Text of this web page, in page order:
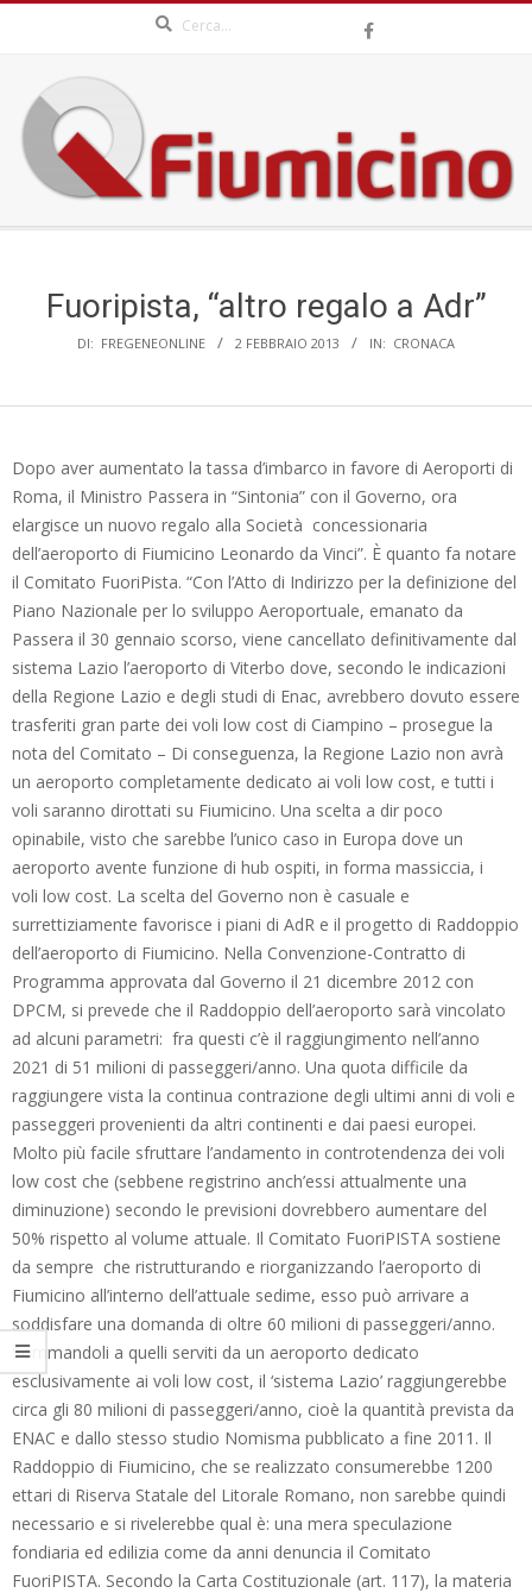
content
QFIUMICINO.COM
Fuoripista, “altro regalo a Adr”
DI: FREGENEONLINE 2 FEBBRAIO 2013 IN: CRONACA
Dopo aver aumentato la tassa d’imbarco in favore di Aeroporti di
Roma, il Ministro Passera in “Sintonia” con il Governo, ora
elargisce un nuovo regalo alla Società concessionaria
dell’aeroporto di Fiumicino Leonardo da Vinci”. È quanto fa notare
il Comitato FuoriPista. “Con l’Atto di Indirizzo per la definizione del
Piano Nazionale per lo sviluppo Aeroportuale, emanato da
Passera il 30 gennaio scorso, viene cancellato definitivamente dal
sistema Lazio l’aeroporto di Viterbo dove, secondo le indicazioni
della Regione Lazio e degli studi di Enac, avrebbero dovuto essere
trasferiti gran parte dei voli low cost di Ciampino – prosegue la
nota del Comitato – Di conseguenza, la Regione Lazio non avrà
un aeroporto completamente dedicato ai voli low cost, e tutti i
voli saranno dirottati su Fiumicino. Una scelta a dir poco
opinabile, visto che sarebbe l’unico caso in Europa dove un
aeroporto avente funzione di hub ospiti, in forma massiccia, i
voli low cost. La scelta del Governo non è casuale e
surrettiziamente favorisce i piani di AdR e il progetto di Raddoppio
dell’aeroporto di Fiumicino. Nella Convenzione-Contratto di
Programma approvata dal Governo il 21 dicembre 2012 con
DPCM, si prevede che il Raddoppio dell’aeroporto sarà vincolato
ad alcuni parametri: fra questi c’è il raggiungimento nell’anno
2021 di 51 milioni di passeggeri/anno. Una quota difficile da
raggiungere vista la continua contrazione degli ultimi anni di voli e
passeggeri provenienti da altri continenti e dai paesi europei.
Molto più facile sfruttare l’andamento in controtendenza dei voli
low cost che (sebbene registrino anch’essi attualmente una
diminuzione) secondo le previsioni dovrebbero aumentare del
50% rispetto al volume attuale. Il Comitato FuoriPISTA sostiene
da sempre che ristrutturando e riorganizzando l’aeroporto di
Fiumicino all’interno dell’attuale sedime, esso può arrivare a
soddisfare una domanda di oltre 60 milioni di passeggeri/anno.
Sommandoli a quelli serviti da un aeroporto dedicato
esclusivamente ai voli low cost, il ‘sistema Lazio’ raggiungerebbe
circa gli 80 milioni di passeggeri/anno, cioè la quantità prevista da
ENAC e dallo stesso studio Nomisma pubblicato a fine 2011. Il
Raddoppio di Fiumicino, che se realizzato consumerebbe 1200
ettari di Riserva Statale del Litorale Romano, non sarebbe quindi
necessario e si rivelerebbe qual è: una mera speculazione
fondiaria ed edilizia come da anni denuncia il Comitato
FuoriPISTA. Secondo la Carta Costituzionale (art. 117), la materia